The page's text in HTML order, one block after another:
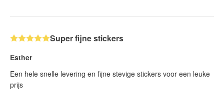
Super fijne stickers
Esther
Een hele snelle levering en fijne stevige stickers voor een leuke
prijs